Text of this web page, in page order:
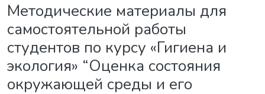
Методические материалы для
самостоятельной работы
студентов по курсу «Гигиена и
экология» “Оценка состояния
окружающей среды и его